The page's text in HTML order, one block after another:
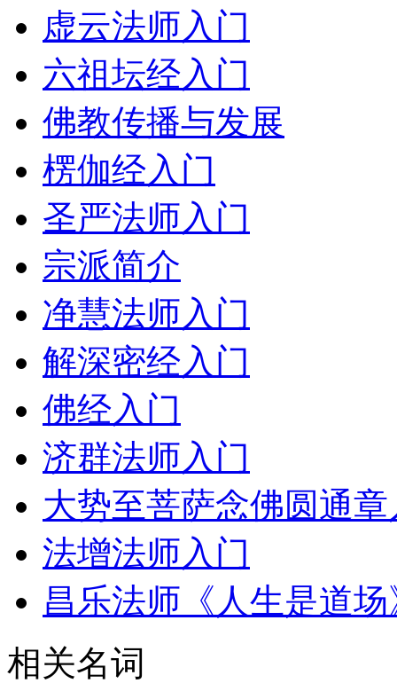
虚云法师入门
六祖坛经入门
佛教传播与发展
楞伽经入门
圣严法师入门
宗派简介
净慧法师入门
解深密经入门
佛经入门
济群法师入门
大势至菩萨念佛圆通章
法增法师入门
昌乐法师《人生是道场
相关名词